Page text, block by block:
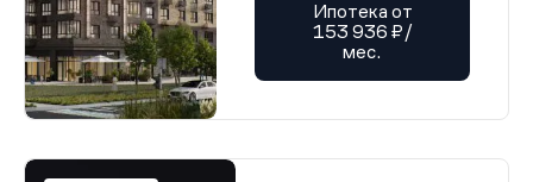
Ипотека от
153 936 ₽/
мес.